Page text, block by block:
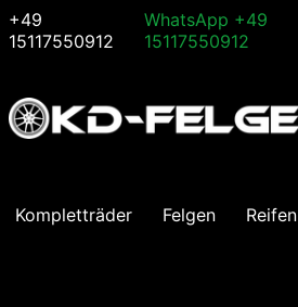
+49
15117550912
WhatsApp +49
15117550912
Kompletträder Felgen Reifen